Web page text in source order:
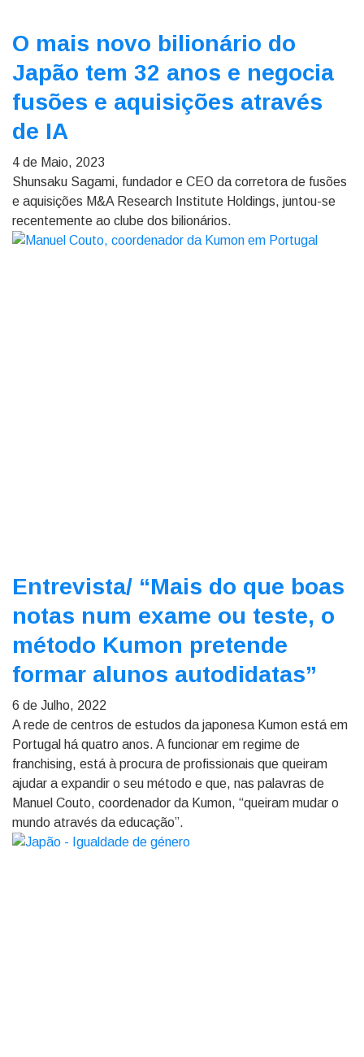
O mais novo bilionário do
Japão tem 32 anos e negocia
fusões e aquisições através
de IA
4 de Maio, 2023
Shunsaku Sagami, fundador e CEO da corretora de fusões
e aquisições M&A Research Institute Holdings, juntou-se
recentemente ao clube dos bilionários.
Entrevista/ “Mais do que boas
notas num exame ou teste, o
método Kumon pretende
formar alunos autodidatas”
6 de Julho, 2022
A rede de centros de estudos da japonesa Kumon está em
Portugal há quatro anos. A funcionar em regime de
franchising, está à procura de profissionais que queiram
ajudar a expandir o seu método e que, nas palavras de
Manuel Couto, coordenador da Kumon, “queiram mudar o
mundo através da educação”.